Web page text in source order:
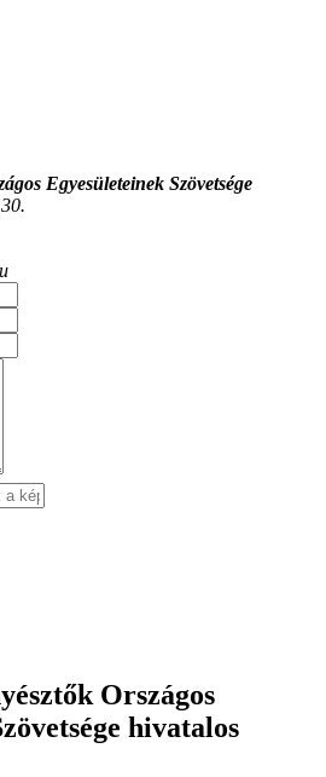
Egyesületeinek Szövetsége
Országos
hivatalos